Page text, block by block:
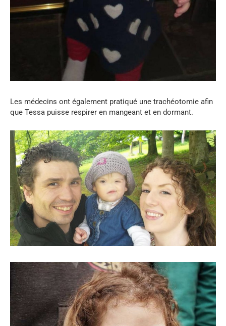
Les médecins ont également pratiqué une trachéotomie afin
que Tessa puisse respirer en mangeant et en dormant.